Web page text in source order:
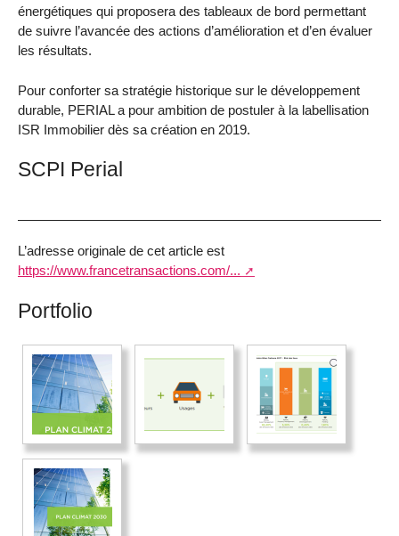
énergétiques qui proposera des tableaux de bord permettant
de suivre l’avancée des actions d’amélioration et d’en évaluer
les résultats.
Pour conforter sa stratégie historique sur le développement
durable, PERIAL a pour ambition de postuler à la labellisation
ISR Immobilier dès sa création en 2019.
SCPI Perial
L’adresse originale de cet article est
https://www.francetransactions.com/...
Portfolio